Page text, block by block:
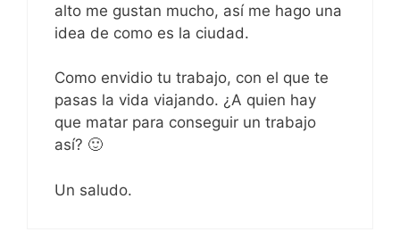
alto me gustan mucho, así me hago una
idea de como es la ciudad.
Como envidio tu trabajo, con el que te
pasas la vida viajando. ¿A quien hay
que matar para conseguir un trabajo
así? 🙂
Un saludo.